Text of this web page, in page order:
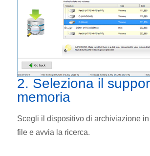
2. Seleziona il
memoria
Scegli il dispositivo di archiviazione
file e avvia la ricerca.